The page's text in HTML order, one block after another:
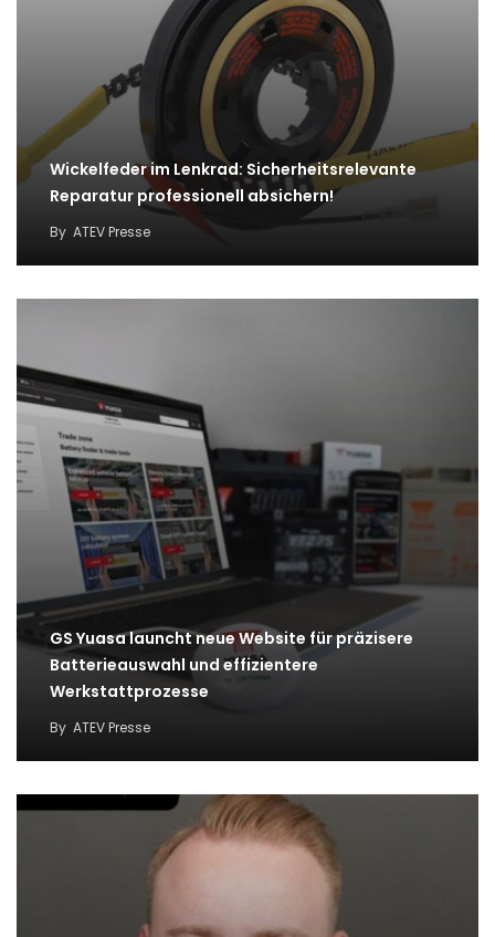
Wickelfeder im Lenkrad: Sicherheitsrelevante
Reparatur professionell absichern!
By ATEV Presse
GS Yuasa launcht neue Website für präzisere
Batterieauswahl und effizientere
Werkstattprozesse
By ATEV Presse